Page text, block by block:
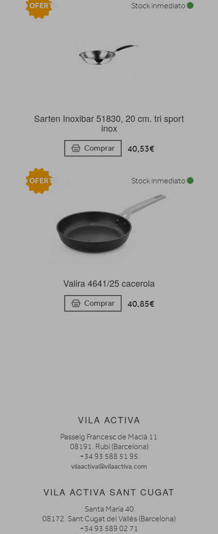
Sarten Inoxibar 51830, 20 cm. tri sport
inox
Comprar 40,53€
Stock inmediato
OFERTA
Valira 4641/25 cacerola
Comprar 40,85€
Stock inmediato
OFERTA
VILA ACTIVA
Passeig Francesc de Macià 11
08191. Rubí (Barcelona)
+34 93 588 51 95
vilaactiva@vilaactiva.com
VILA ACTIVA SANT CUGAT
Santa María 40
08172. Sant Cugat del Vallès (Barcelona)
+34 93 589 02 71